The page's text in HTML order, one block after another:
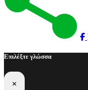
Επιλέξτε γλώσσα
×